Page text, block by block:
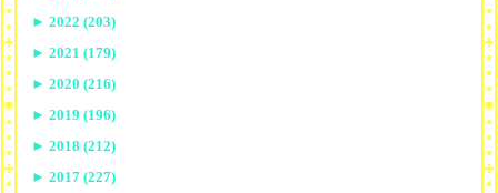
► 2022 (203)
► 2021 (179)
► 2020 (216)
► 2019 (196)
► 2018 (212)
► 2017 (227)